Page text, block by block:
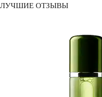
ЛУЧШИЕ ОТЗЫВЫ